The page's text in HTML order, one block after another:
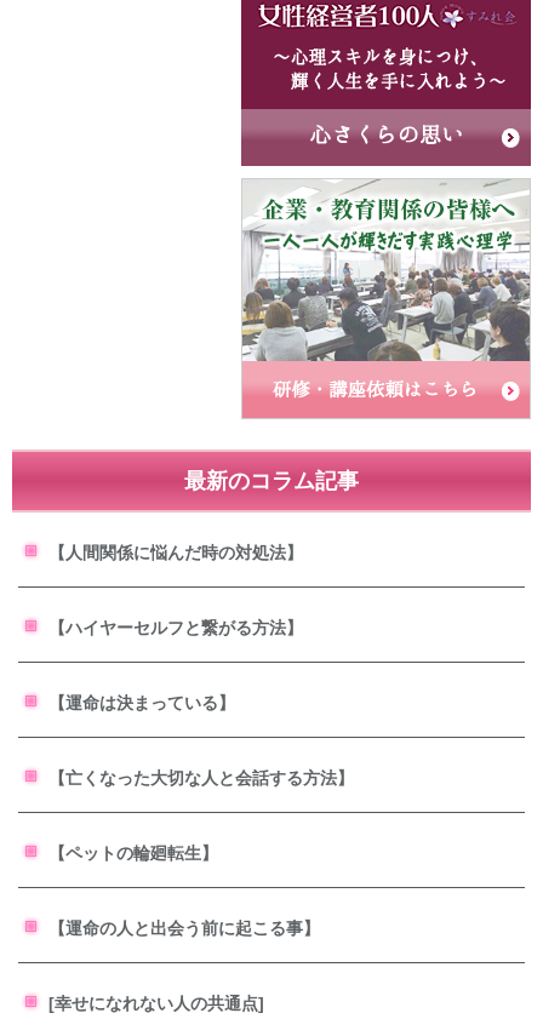
最新のコラム記事
【人間関係に悩んだ時の対処法】
【ハイヤーセルフと繋がる方法】
【運命は決まっている】
【亡くなった大切な人と会話する方法】
【ペットの輪廻転生】
【運命の人と出会う前に起こる事】
[幸せになれない人の共通点]